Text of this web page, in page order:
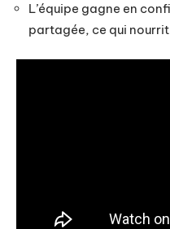
L’équipe gagne en
partagée, ce qui